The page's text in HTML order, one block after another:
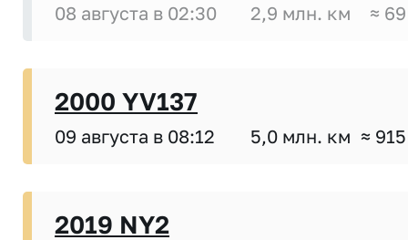
08 августа в 02:30 2,9 млн. км ≈
2000 YV137
09 августа в 08:12 5,0 млн. км ≈
2019 NY2